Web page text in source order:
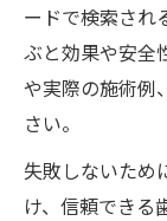
ードで検索され
ぶと効果や安全
や実際の施術例
さい。
失敗しないため
け、信頼できる